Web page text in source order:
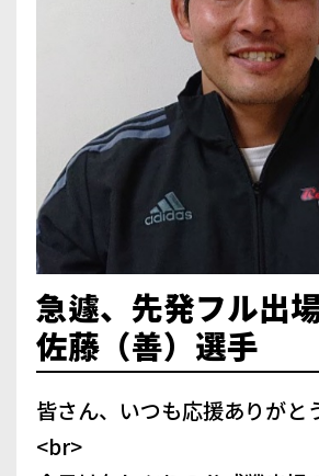
急遽、先発フル出
佐藤（善）選手
皆さん、いつも応援ありがと
<br>